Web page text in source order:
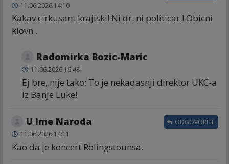
11.06.2026 14:10
Kakav cirkusant krajiski! Ni dr. ni politicar ! Obicni
klovn .
Radomirka Bozic-Maric
11.06.2026 16:48
Ej bre, nije tako: To je nekadasnji direktor UKC-a
iz Banje Luke!
U Ime Naroda
11.06.2026 14:11
Kao da je koncert Rolingstounsa.
ODGOVORITE